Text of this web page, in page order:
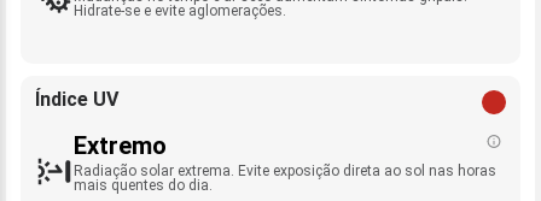
Hidrate-se e evite aglomerações.
Índice UV
Extremo
Radiação solar extrema. Evite exposição direta ao sol nas horas
mais quentes do dia.